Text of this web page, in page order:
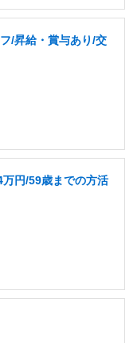
/昇給・賞与あり/交
円/59歳までの方活